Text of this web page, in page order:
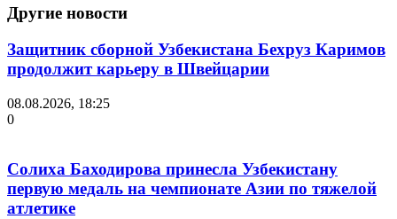
Другие новости
Защитник сборной Узбекистана Бехруз Каримов
продолжит карьеру в Швейцарии
08.08.2026, 18:25
0
Солиха Баходирова принесла Узбекистану
первую медаль на чемпионате Азии по тяжелой
атлетике